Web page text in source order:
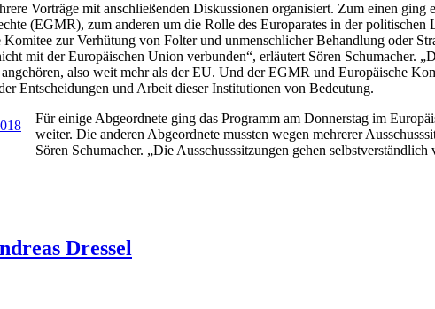
Vorträge mit anschließenden Diskussionen organisiert. Zum einen ging
(EGMR), zum anderen um die Rolle des Europarates in der politischen
Komitee zur Verhütung von Folter und unmenschlicher Behandlung oder
mit der Europäischen Union verbunden“, erläutert Sören Schumacher.
also weit mehr als der EU. Und der EGMR und Europäische
Entscheidungen und Arbeit dieser Institutionen von Bedeutung.
Für einige Abgeordnete ging das Programm am Donnerstag im
weiter. Die anderen Abgeordnete mussten wegen mehrerer
Sören Schumacher. „Die Ausschusssitzungen gehen
Dressel